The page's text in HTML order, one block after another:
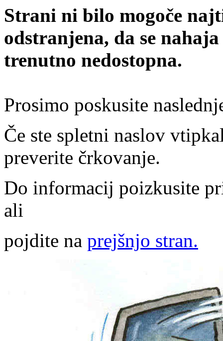
Strani ni bilo mogoče
odstranjena, da se
trenutno nedostopna.
Prosimo poskusite
Če ste spletni naslov
preverite črkovanje.
Do informacij poizkusite
ali
pojdite na prejšnjo stran.